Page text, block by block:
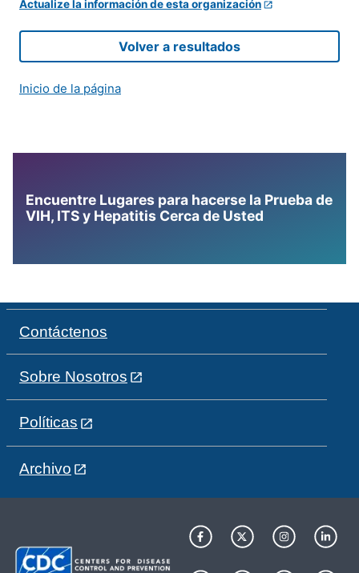
Actualize la información de esta organización
Volver a resultados
Inicio de la página
Encuentre Lugares para hacerse la Prueba de
VIH, ITS y Hepatitis Cerca de Usted
Contáctenos
Sobre Nosotros
Políticas
Archivo